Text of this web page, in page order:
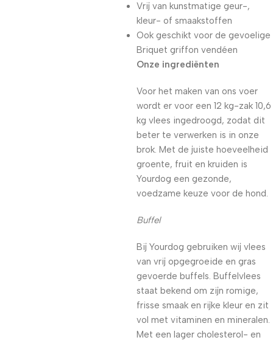
Vrij van kunstmatige geur-,
kleur- of smaakstoffen
Ook geschikt voor de gevoelige
Briquet griffon vendéen
Onze ingrediënten
Voor het maken van ons voer
wordt er voor een 12 kg-zak 10,6
kg vlees ingedroogd, zodat dit
beter te verwerken is in onze
brok. Met de juiste hoeveelheid
groente, fruit en kruiden is
Yourdog een gezonde,
voedzame keuze voor de hond.
Buffel
Bij Yourdog gebruiken wij vlees
van vrij opgegroeide en gras
gevoerde buffels. Buffelvlees
staat bekend om zijn romige,
frisse smaak en rijke kleur en zit
vol met vitaminen en mineralen.
Met een lager cholesterol- en